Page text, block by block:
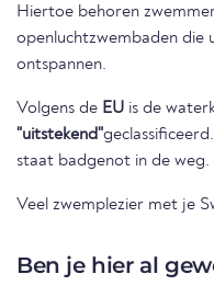
Hiertoe behoren
openluchtzwembaden die
ontspannen.
Volgens de EU is de
"uitstekend"geclassificeerd. voor vijf jaar op een rij. Dus niets
staat badgenot in de weg.
Veel zwemplezier met je
Ben je hier al